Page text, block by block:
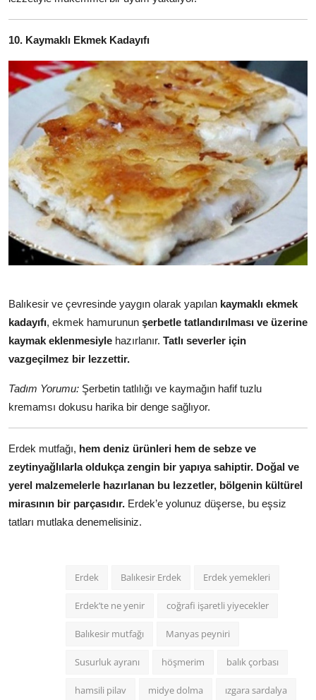
10. Kaymaklı Ekmek Kadayıfı
Balıkesir ve çevresinde yaygın olarak yapılan kaymaklı ekmek
kadayıfı, ekmek hamurunun şerbetle tatlandırılması ve üzerine
kaymak eklenmesiyle hazırlanır. Tatlı severler için
vazgeçilmez bir lezzettir.
Tadım Yorumu: Şerbetin tatlılığı ve kaymağın hafif tuzlu
kremamsı dokusu harika bir denge sağlıyor.
Erdek mutfağı, hem deniz ürünleri hem de sebze ve
zeytinyağlılarla oldukça zengin bir yapıya sahiptir. Doğal ve
yerel malzemelerle hazırlanan bu lezzetler, bölgenin kültürel
mirasının bir parçasıdır. Erdek’e yolunuz düşerse, bu eşsiz
tatları mutlaka denemelisiniz.
Erdek Balıkesir Erdek Erdek yemekleri
Erdek’te ne yenir coğrafi işaretli yiyecekler
Balıkesir mutfağı Manyas peyniri
Susurluk ayranı höşmerim balık çorbası
hamsili pilav midye dolma ızgara sardalya